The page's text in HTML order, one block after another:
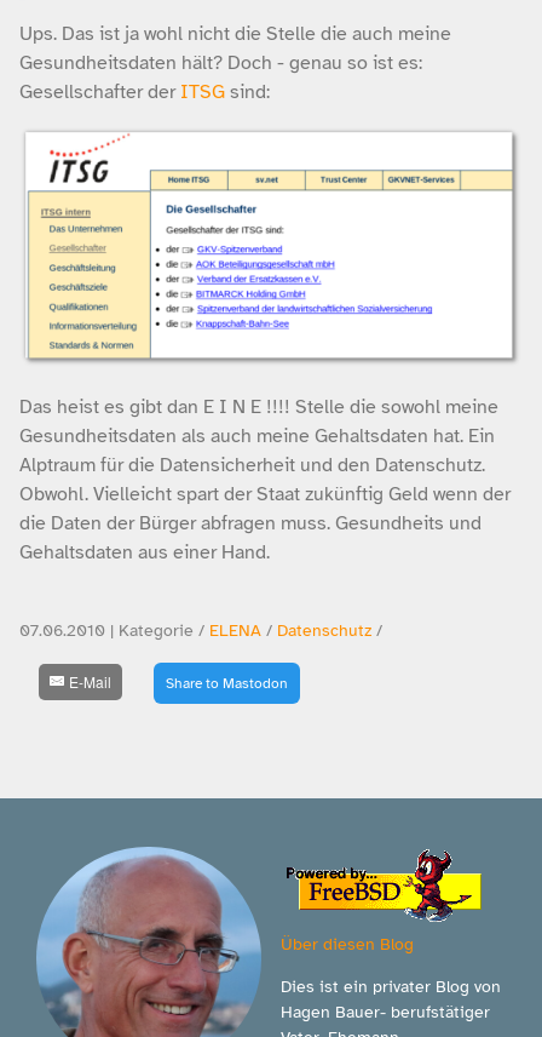
Ups. Das ist ja wohl nicht die Stelle die auch meine
Gesundheitsdaten hält? Doch - genau so ist es:
Gesellschafter der ITSG sind:
Das heist es gibt dan E I N E !!!! Stelle die sowohl meine
Gesundheitsdaten als auch meine Gehaltsdaten hat. Ein
Alptraum für die Datensicherheit und den Datenschutz.
Obwohl. Vielleicht spart der Staat zukünftig Geld wenn der
die Daten der Bürger abfragen muss. Gesundheits und
Gehaltsdaten aus einer Hand.
07.06.2010 | Kategorie / ELENA / Datenschutz /
E-Mail Share to Mastodon
Über diesen Blog
Dies ist ein privater Blog von
Hagen Bauer- berufstätiger